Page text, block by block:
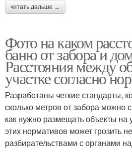
читать дальше →
Фото на каком
баню от забора и
Расстояния между
участке согласно
Разработаны четкие стандарты,
сколько метров от забора можно
как нужно размещать объекты на
этих нормативов может грозить
разбирательствами с органами